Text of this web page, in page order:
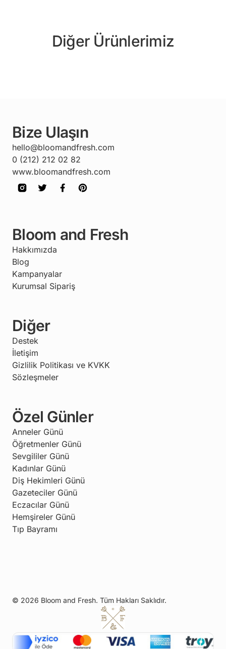
Diğer Ürünlerimiz
Bize Ulaşın
hello@bloomandfresh.com
0 (212) 212 02 82
www.bloomandfresh.com
Bloom and Fresh
Hakkımızda
Blog
Kampanyalar
Kurumsal Sipariş
Diğer
Destek
İletişim
Gizlilik Politikası ve KVKK
Sözleşmeler
Özel Günler
Anneler Günü
Öğretmenler Günü
Sevgililer Günü
Kadınlar Günü
Diş Hekimleri Günü
Gazeteciler Günü
Eczacılar Günü
Hemşireler Günü
Tıp Bayramı
© 2026 Bloom and Fresh. Tüm Hakları Saklıdır.